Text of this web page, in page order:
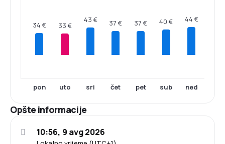
34 €
pon
33 €
uto
43 €
sri
37 €
čet
37 €
pet
40 €
sub
44 €
ned
Opšte informacije
10:56, 9 avg 2026